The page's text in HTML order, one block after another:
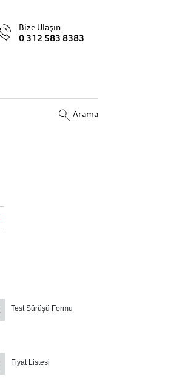
Bize Ulaşın:
0 312 583 8383
Arama
Test Sürüşü Formu
Fiyat Listesi